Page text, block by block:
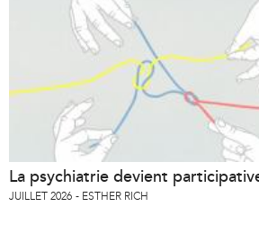
La psychiatrie devient
JUILLET 2026 ESTHER RICH